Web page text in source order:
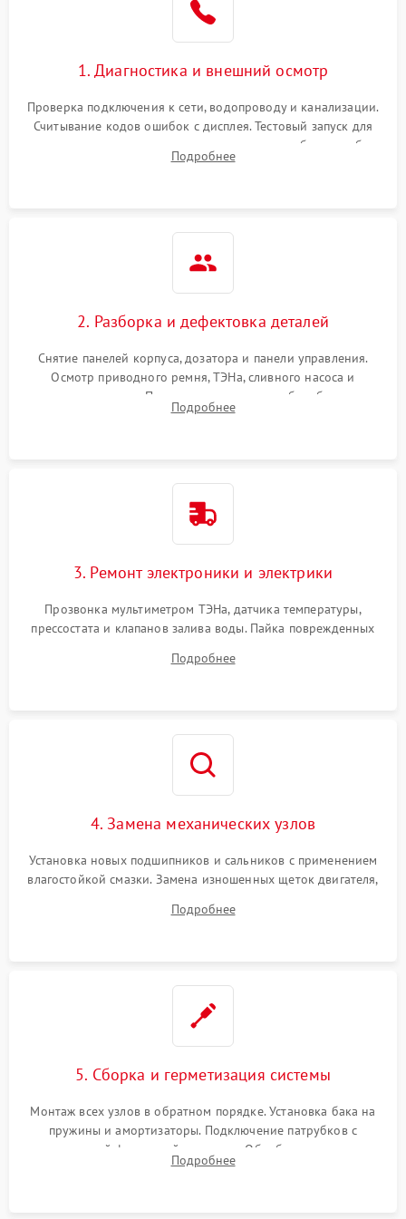
1. Диагностика и внешний осмотр
Проверка подключения к сети, водопроводу и канализации.
Считывание кодов ошибок с дисплея. Тестовый запуск для
выявления посторонних шумов, протечек или сбоев в работе
электронного модуля управления.
Подробнее
2. Разборка и дефектовка деталей
Снятие панелей корпуса, дозатора и панели управления.
Осмотр приводного ремня, ТЭНа, сливного насоса и
амортизаторов. Проверка подшипников барабана и
крестовины на износ, а манжеты люка на разрывы.
Подробнее
3. Ремонт электроники и электрики
Прозвонка мультиметром ТЭНа, датчика температуры,
прессостата и клапанов залива воды. Пайка поврежденных
Восстановление целостности проводки и контактов.
Подробнее
4. Замена механических узлов
Установка новых подшипников и сальников с применением
влагостойкой смазки. Замена изношенных щеток двигателя,
или поврежденной резиновой манжеты.
Подробнее
5. Сборка и герметизация системы
Монтаж всех узлов в обратном порядке. Установка бака на
пружины и амортизаторы. Подключение патрубков с
надежной фиксацией хомутами. Обработка стыков
герметиком для предотвращения возможных протечек воды.
Подробнее